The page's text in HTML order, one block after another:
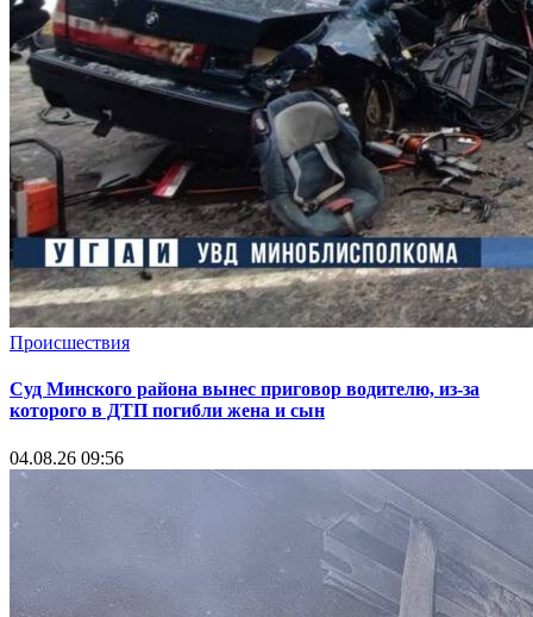
Происшествия
Суд Минского района вынес приговор водителю, из-за
которого в ДТП погибли жена и сын
04.08.26 09:56